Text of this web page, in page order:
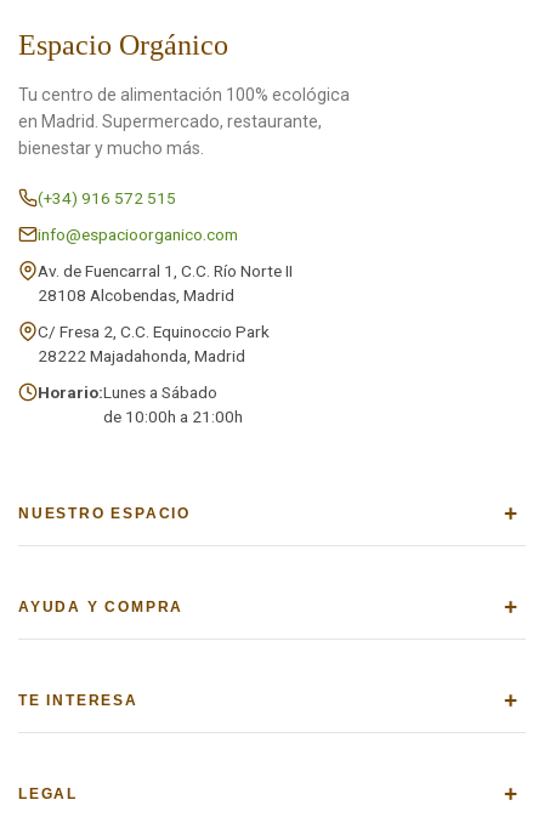
Espacio Orgánico
Tu centro de alimentación 100% ecológica
en Madrid. Supermercado, restaurante,
bienestar y mucho más.
(+34) 916 572 515
info@espacioorganico.com
Av. de Fuencarral 1, C.C. Río Norte II
28108 Alcobendas, Madrid
C/ Fresa 2, C.C. Equinoccio Park
28222 Majadahonda, Madrid
Horario:Lunes a Sábado
de 10:00h a 21:00h
NUESTRO ESPACIO +
AYUDA Y COMPRA +
TE INTERESA +
LEGAL +